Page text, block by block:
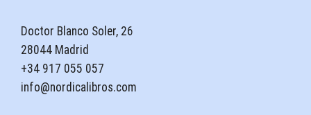
Doctor Blanco Soler, 26
28044 Madrid
+34 917 055 057
info@nordicalibros.com